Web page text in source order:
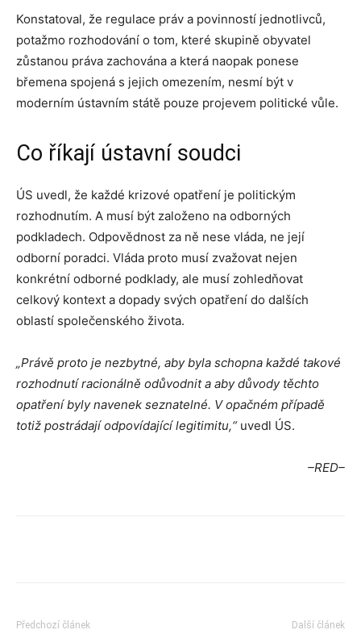
Konstatoval, že regulace práv a povinností jednotlivců,
potažmo rozhodování o tom, které skupině obyvatel
zůstanou práva zachována a která naopak ponese
břemena spojená s jejich omezením, nesmí být v
moderním ústavním státě pouze projevem politické vůle.
Co říkají ústavní soudci
ÚS uvedl, že každé krizové opatření je politickým
rozhodnutím. A musí být založeno na odborných
podkladech. Odpovědnost za ně nese vláda, ne její
odborní poradci. Vláda proto musí zvažovat nejen
konkrétní odborné podklady, ale musí zohledňovat
celkový kontext a dopady svých opatření do dalších
oblastí společenského života.
„Právě proto je nezbytné, aby byla schopna každé takové
rozhodnutí racionálně odůvodnit a aby důvody těchto
opatření byly navenek seznatelné. V opačném případě
totiž postrádají odpovídající legitimitu,“ uvedl ÚS.
–RED–
Předchozí článek Další článek